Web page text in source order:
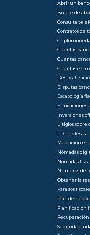
Abrir un
Bufete de
Consulta
Contratos de
Cuentas
Cuentas
Cuentas en
Disputas
Escapología
Fundaciones
Inversiones
Litigios sobre
LLC inglesas
Mediación en
Nómadas
Nómadas
Números de
Obtener la
Paraísos
Plan de
Planificación
Segunda